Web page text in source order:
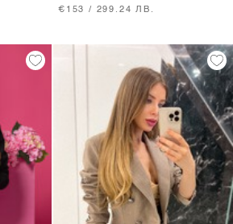
€153 / 299.24 ЛВ.